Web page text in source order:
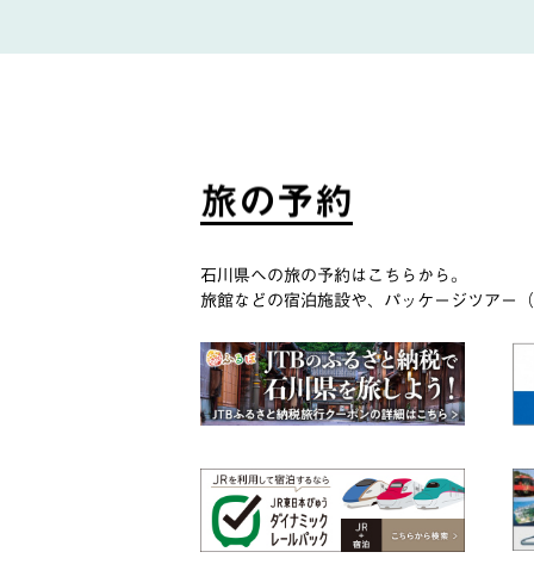
旅の予約
石川県への旅の予約はこちらから。
旅館などの宿泊施設や、パッケージツアー